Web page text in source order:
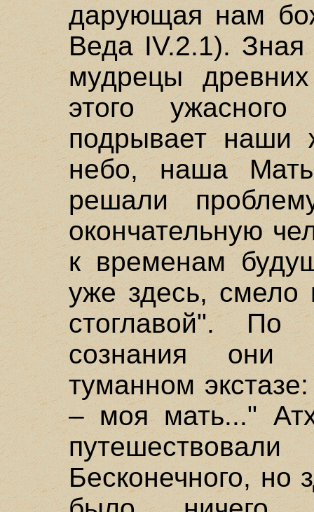
дарующая нам
Веда IV.2.1).
мудрецы
этого ужасного
подрывает
небо, наша
решали
окончательную
к временам
уже здесь, смело
стоглавой". По
сознания они
туманном
– моя мать..."
Бесконечного, но